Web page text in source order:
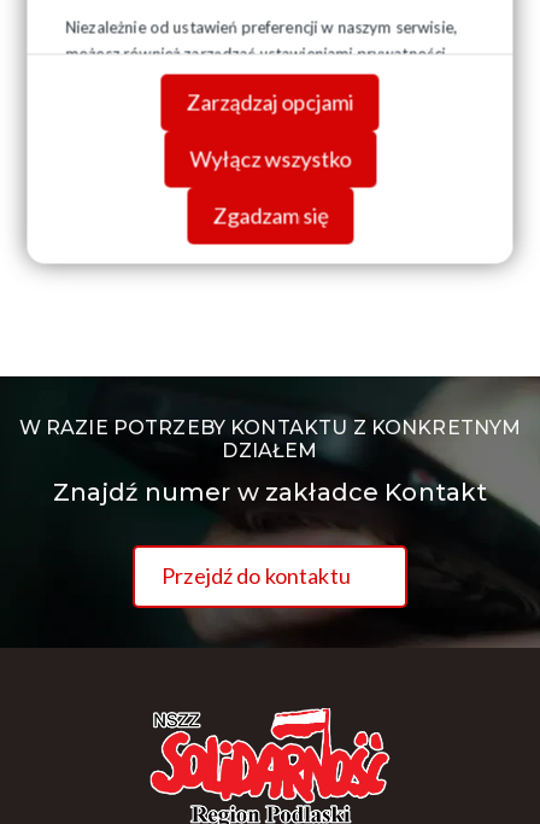
Niezależnie od ustawień preferencji w naszym serwisie,
możesz również zarządzać ustawieniami prywatności
swojej przeglądarki. Więcej informacji o przetwarzaniu
danych znajdziesz wPolityce prywatności.
Zarządzaj opcjami
Wyłącz wszystko
Zgadzam się
W RAZIE POTRZEBY KONTAKTU Z KONKRETNYM
DZIAŁEM
Znajdź numer w zakładce Kontakt
Przejdź do kontaktu